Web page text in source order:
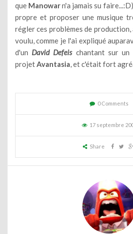
que Manowarn'a jamais su
propre et proposer une musique
régler ces problèmes de production,
voulu, comme je l'ai expliqué
d'un David Defeischantant sur un
projetAvantasia, et c'était fort
0 Comments
17 septembre
Share